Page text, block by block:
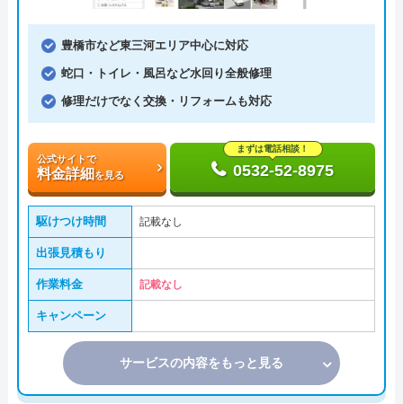
豊橋市など東三河エリア中心に対応
蛇口・トイレ・風呂など水回り全般修理
修理だけでなく交換・リフォームも対応
公式サイトで
料金詳細を見る
まずは電話相談！
0532-52-8975
駆けつけ時間 記載なし
出張見積もり
作業料金 記載なし
キャンペーン
サービスの内容をもっと見る